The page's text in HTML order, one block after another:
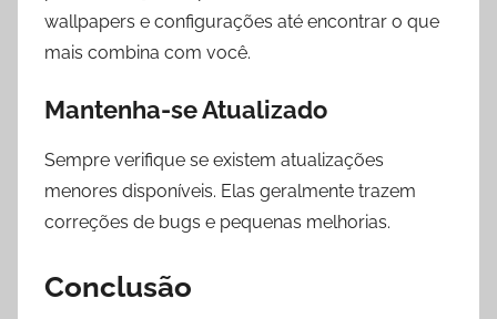
wallpapers e configurações até encontrar o que
mais combina com você.
Mantenha-se Atualizado
Sempre verifique se existem atualizações
menores disponíveis. Elas geralmente trazem
correções de bugs e pequenas melhorias.
Conclusão